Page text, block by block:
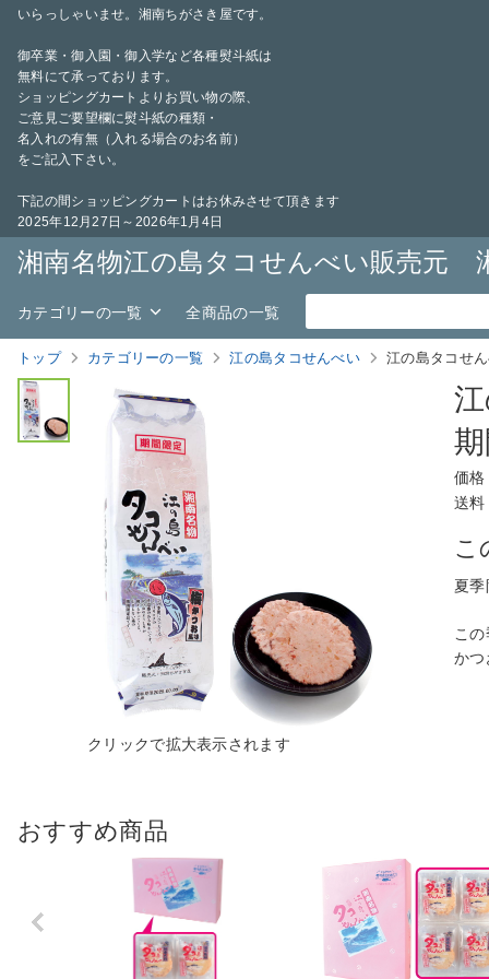
いらっしゃいませ。湘南ちがさき屋です。
御卒業・御入園・御入学など各種熨斗紙は
無料にて承っております。
ショッピングカートよりお買い物の際、
ご意見ご要望欄に熨斗紙の種類・
名入れの有無（入れる場合のお名前）
をご記入下さい。
下記の間ショッピングカートはお休みさせて頂きます
2025年12月27日～2026年1月4日
湘南名物江の島タコせんべい販売元
カテゴリーの一覧 全商品の一覧
トップ カテゴリーの一覧 江の島タコせんべい 江の島タコせ
価格
送料
こ
夏
こ
かつ
おすすめ商品
Previo
us